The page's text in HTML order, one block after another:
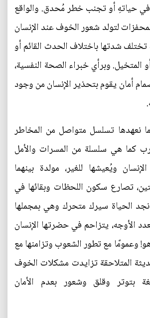
حياتهِ أو تجنب خطر مُحدق. والواقع
لتولد شعور الخوف عند الإنسان
شدتها باختلاف الحدث القائم أو
المتخيل. وبرأي خبراء الصحة النفسية،
أمان يقوم بتحذير الإنسان من وجود
نعهدها تسلسل متواصل من المخاطر
كما هي سلسلة من المسرات والأمل
ويُعيشها للغير، مولدة بينهما
تصارع سكون اللحظات وبقائها في
نجد الحياة سيرك متحرك وهي بمجملها
الأوجه، يتزاحم في حضرتها الإنسان
وعمومًا مع تطور الشعوب وتزامنها مع
المتلاحقة تزايدت مشكلات الخوف
بتوتر وقلق وشعور بعدم الأمان